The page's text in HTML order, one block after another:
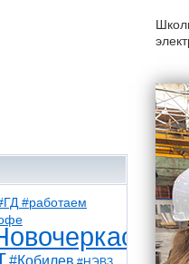
#работаем
#Кобилев